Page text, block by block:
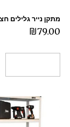
מתקן נייר גלילים
₪79.00